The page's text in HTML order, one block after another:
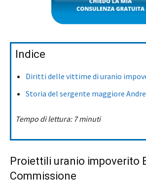
Indice
Diritti delle vittime di uranio
Storia del sergente maggiore
Tempo di lettura: 7 minuti
Proiettili uranio impoverito
Commissione